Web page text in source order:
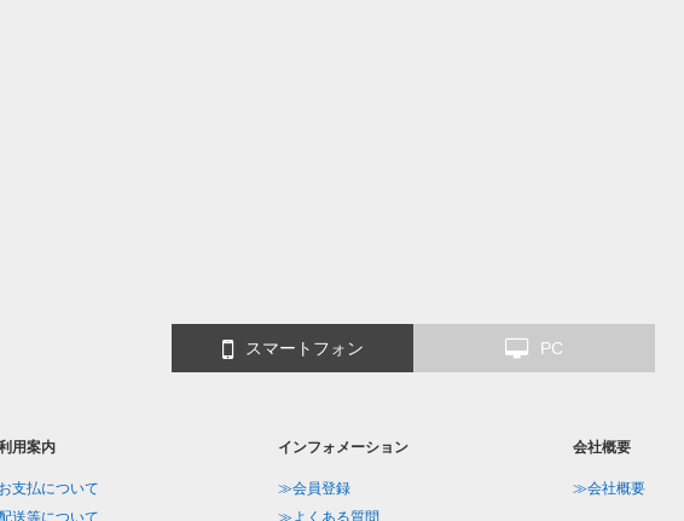
スマートフォン PC
用案内
支払について
送等について
インフォメーション
≫会員登録
≫よくある質問
会社概要
≫会社概要